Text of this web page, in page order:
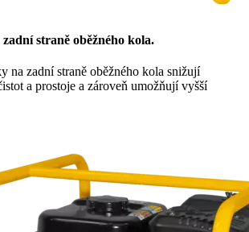
straně oběžného kola.
na zadní straně oběžného kola snižují
a prostoje a zároveň umožňují vyšší